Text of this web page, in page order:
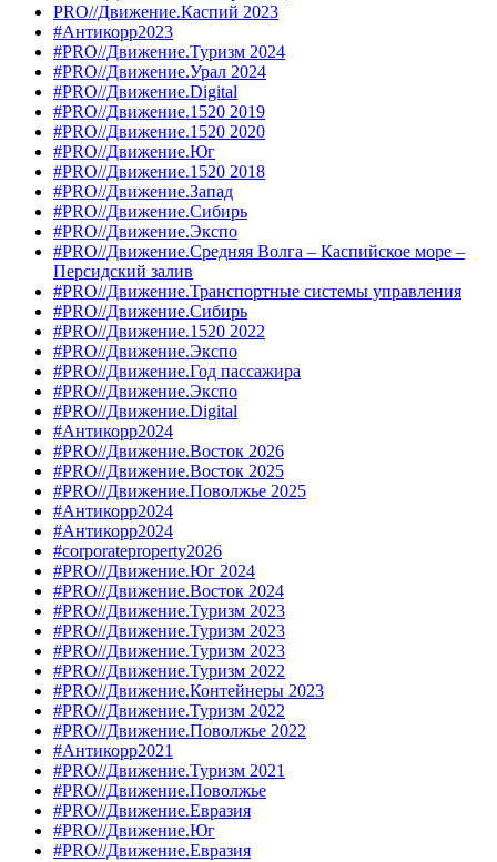
PRO//Движение.Каспий 2023
#Антикорр2023
#PRO//Движение.Туризм 2024
#PRO//Движение.Урал 2024
#PRO//Движение.Digital
#PRO//Движение.1520 2019
#PRO//Движение.1520 2020
#PRO//Движение.Юг
#PRO//Движение.1520 2018
#PRO//Движение.Запад
#PRO//Движение.Сибирь
#PRO//Движение.Экспо
#PRO//Движение.Средняя Волга – Каспийское море –
Персидский залив
#PRO//Движение.Транспортные системы управления
#PRO//Движение.Сибирь
#PRO//Движение.1520 2022
#PRO//Движение.Экспо
#PRO//Движение.Год пассажира
#PRO//Движение.Экспо
#PRO//Движение.Digital
#Антикорр2024
#PRO//Движение.Восток 2026
#PRO//Движение.Восток 2025
#PRO//Движение.Поволжье 2025
#Антикорр2024
#Антикорр2024
#corporateproperty2026
#PRO//Движение.Юг 2024
#PRO//Движение.Восток 2024
#PRO//Движение.Туризм 2023
#PRO//Движение.Туризм 2023
#PRO//Движение.Туризм 2023
#PRO//Движение.Туризм 2022
#PRO//Движение.Контейнеры 2023
#PRO//Движение.Туризм 2022
#PRO//Движение.Поволжье 2022
#Антикорр2021
#PRO//Движение.Туризм 2021
#PRO//Движение.Поволжье
#PRO//Движение.Евразия
#PRO//Движение.Юг
#PRO//Движение.Евразия